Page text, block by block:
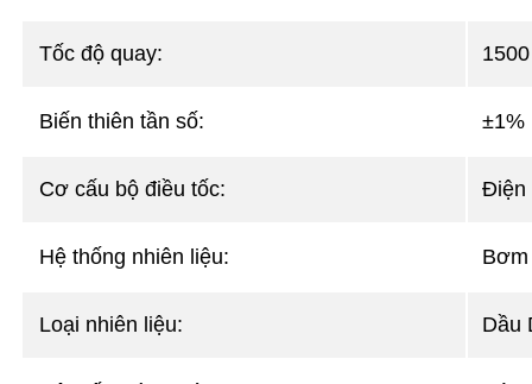
Tốc độ quay:
Biến thiên tần số: ±1%
Cơ cấu bộ điều tốc: Điện
Hệ thống nhiên liệu:
Loại nhiên liệu: Dầu